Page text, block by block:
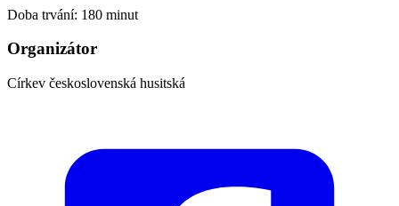
Doba trvání: 180 minut
Organizátor
Církev československá husitská